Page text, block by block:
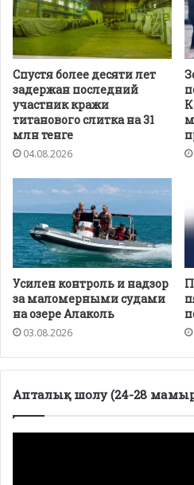
Спустя более десяти лет
задержан последний
участник кражи
титанового слитка на 31
млн тенге
04.08.2026
Усилен контроль и надзор
за маломерными судами
на озере Алаколь
03.08.2026
Апталық шолу (24-28